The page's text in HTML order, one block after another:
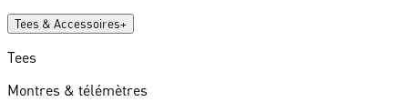
Tees & Accessoires+
Tees
Montres & télémètres